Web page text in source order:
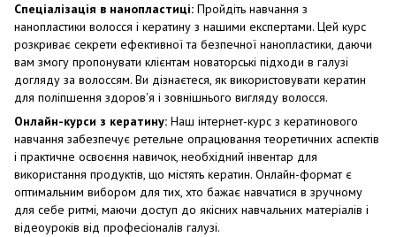
Спеціалізація в нанопластиці: Пройдіть навчання з
нанопластики волосся і кератину з нашими експертами. Цей курс
розкриває секрети ефективної та безпечної нанопластики, даючи
вам змогу пропонувати клієнтам новаторські підходи в галузі
догляду за волоссям. Ви дізнаєтеся, як використовувати кератин
для поліпшення здоров'я і зовнішнього вигляду волосся.
Онлайн-курси з кератину: Наш інтернет-курс з кератинового
навчання забезпечує ретельне опрацювання теоретичних аспектів
і практичне освоєння навичок, необхідний інвентар для
використання продуктів, що містять кератин. Онлайн-формат є
оптимальним вибором для тих, хто бажає навчатися в зручному
для себе ритмі, маючи доступ до якісних навчальних матеріалів і
відеоуроків від професіоналів галузі.